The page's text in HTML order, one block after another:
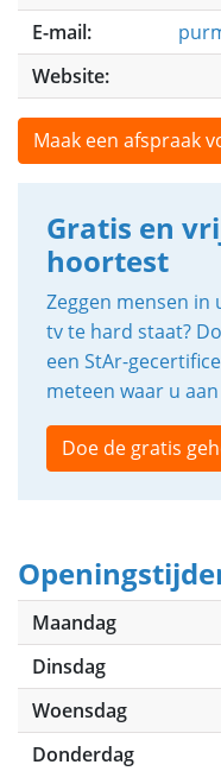
E-mail:
Website:
Maak een afspraak
Gratis en
hoortest
Zeggen mensen in
tv te hard staat?
een StAr-
meteen waar u
Doe de gratis
Maandag
Dinsdag
Woensdag
Donderdag